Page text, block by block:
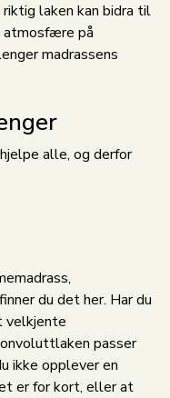
laken kan bidra til
atmosfære på
madrassens
alle, og derfor
du det her. Har du
velkjente
passer
ikke opplever en
er for kort, eller at